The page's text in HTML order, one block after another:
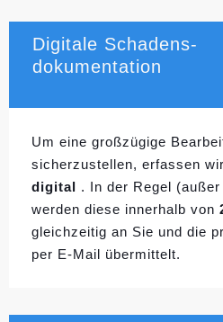
Digitale Schadens-
dokumentation
Um eine großzügige
sicherzustellen, erfassen
digital . In der Regel
werden diese innerhalb von
gleichzeitig an Sie und die
per E-Mail übermittelt.